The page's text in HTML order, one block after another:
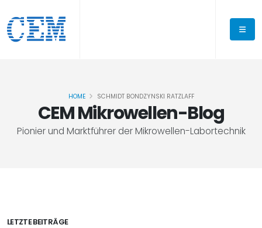
CEM Mikrowellen-Blog
Pionier und Marktführer der Mikrowellen-Labortechnik
HOME SCHMIDT BONDZYNSKI RATZLAFF
LETZTE BEITRÄGE